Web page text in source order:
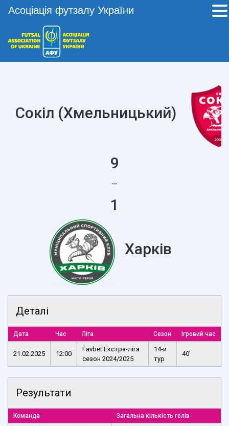
Сокіл (Хмельницький)
9
—
1
Харків
Деталі
Дата Час Ліга Сезон Ігровий час
21.02.2025 12:00
Favbet Екстра-ліга
сезон 2024/2025
14-й
тур
40'
Результати
Команда Загальна кількість голів
Асоціація футзалу України